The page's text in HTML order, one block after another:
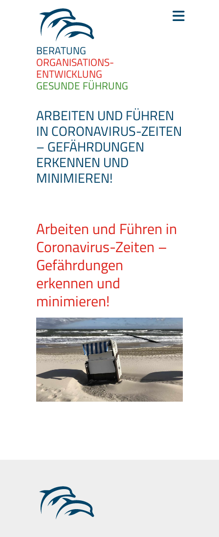
BERATUNG
ORGANISATIONS­
ENTWICKLUNG
GESUNDE FÜHRUNG
ARBEITEN UND FÜHREN
IN CORONAVIRUS-ZEITEN
– GEFÄHRDUNGEN
ERKENNEN UND
MINIMIEREN!
Arbeiten und Führen in
Coronavirus-Zeiten –
Gefährdungen
erkennen und
minimieren!